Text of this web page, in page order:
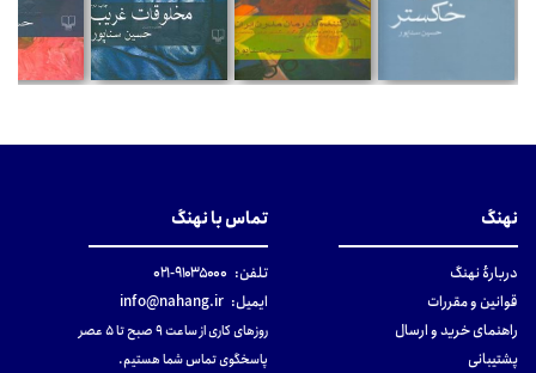
نهنگ
دربارهٔ نهنگ
قوانین و مقررات
راهنمای خرید و ارسال
پشتیبانی
تماس با نهنگ
تلفن: ۹۱۰۳۵۰۰۰-۰۲۱
ایمیل: info@nahang.ir
روزهای کاری از ساعت ۹ صبح تا ۵ عصر
پاسخگوی تماس شما هستیم.